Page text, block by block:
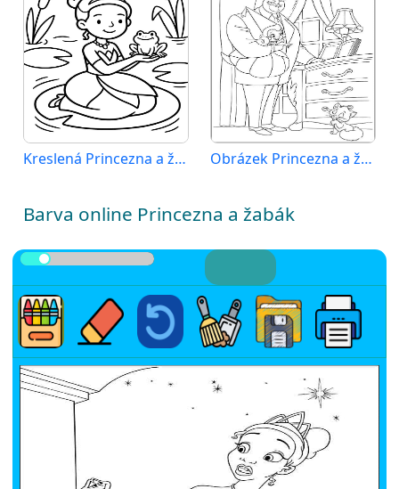
Kreslená Princezna a žabák Obrázek Princezna a žabák
Barva online Princezna a žabák